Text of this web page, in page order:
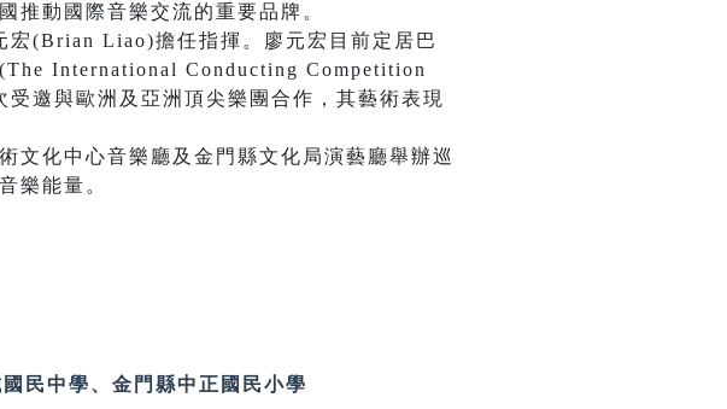
推動國際音樂交流的重要品牌。
(Brian Liao)擔任指揮。廖元宏目前定居巴
International Conducting Competition
邀與歐洲及亞洲頂尖樂團合作，其藝術表現
化中心音樂廳及金門縣文化局演藝廳舉辦巡
樂能量。
民中學、金門縣中正國民小學